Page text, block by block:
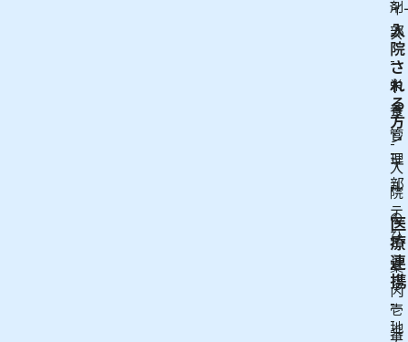
入
院
さ
れ
る
方
-
入
院
の
ご
案
内
-
剤
部
-
栄
養
管
理
部
医
療
連
携
-
地
イ
ズ
-
ト
ラ
ン
キ
ル
テ
ひ
う
ら
壱
番